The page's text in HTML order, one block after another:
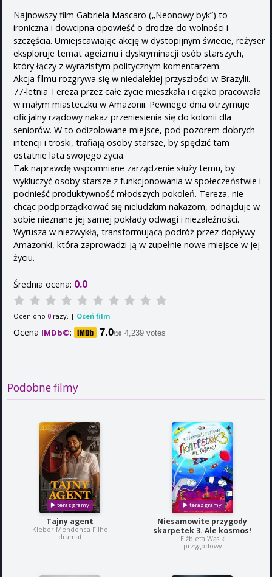
Najnowszy film Gabriela Mascaro („Neonowy byk”) to
ironiczna i dowcipna opowieść o drodze do wolności i
szczęścia. Umiejscawiając akcję w dystopijnym świecie, reżyser
eksploruje temat ageizmu i dyskryminacji osób starszych,
który łączy z wyrazistym politycznym komentarzem.
Akcja filmu rozgrywa się w niedalekiej przyszłości w Brazylii.
77-letnia Tereza przez całe życie mieszkała i ciężko pracowała
w małym miasteczku w Amazonii. Pewnego dnia otrzymuje
oficjalny rządowy nakaz przeniesienia się do kolonii dla
seniorów. W to odizolowane miejsce, pod pozorem dobrych
intencji i troski, trafiają osoby starsze, by spędzić tam
ostatnie lata swojego życia.
Tak naprawdę wspomniane zarządzenie służy temu, by
wykluczyć osoby starsze z funkcjonowania w społeczeństwie i
podnieść produktywność młodszych pokoleń. Tereza, nie
chcąc podporządkować się nieludzkim nakazom, odnajduje w
sobie nieznane jej samej pokłady odwagi i niezaleźności.
Wyrusza w niezwykłą, transformującą podróż przez dopływy
Amazonki, która zaprowadzi ją w zupełnie nowe miejsce w jej
życiu.
Średnia ocena: 0.0
Oceniono 0 razy. | Oceń film
Ocena IMDb©: 7.0/10 4,239 votes
Podobne filmy
Tajny agent
Kleber Mendonca Filho
dramat
Niesamowite przygody
skarpetek 3. Ale kosmos!
Elżbieta Wąsik
przygodowy